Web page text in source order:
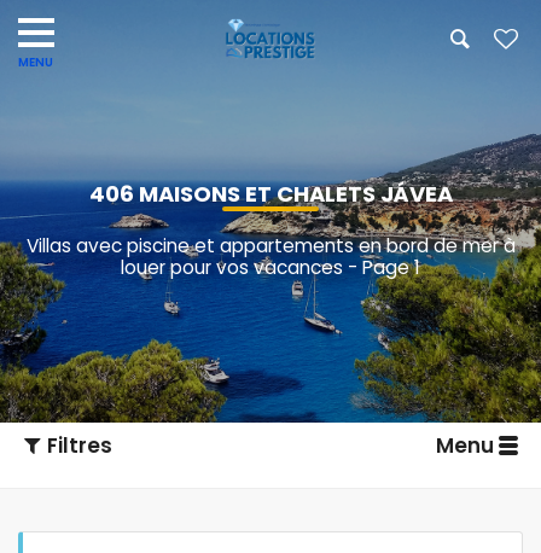
406 MAISONS ET CHALETS JÁVEA
Villas avec piscine et appartements en bord de mer à
louer pour vos vacances - Page 1
Filtres Menu